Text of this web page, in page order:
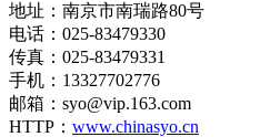
地址：南京市南瑞路80号
电话：025-83479330
传真：025-83479331
手机：13327702776
邮箱：syo@vip.163.com
HTTP： www.chinasyo.cn